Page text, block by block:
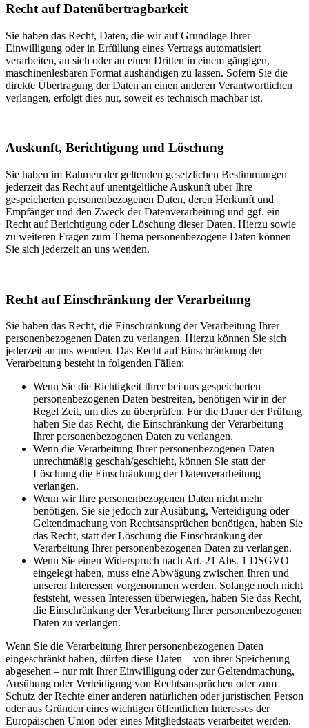
Recht auf Daten­übertrag­barkeit
Sie haben das Recht, Daten, die wir auf Grundlage Ihrer
Einwilligung oder in Erfüllung eines Vertrags automatisiert
verarbeiten, an sich oder an einen Dritten in einem gängigen,
maschinenlesbaren Format aushändigen zu lassen. Sofern Sie die
direkte Übertragung der Daten an einen anderen Verantwortlichen
verlangen, erfolgt dies nur, soweit es technisch machbar ist.
Auskunft, Berichtigung und Löschung
Sie haben im Rahmen der geltenden gesetzlichen Bestimmungen
jederzeit das Recht auf unentgeltliche Auskunft über Ihre
gespeicherten personenbezogenen Daten, deren Herkunft und
Empfänger und den Zweck der Datenverarbeitung und ggf. ein
Recht auf Berichtigung oder Löschung dieser Daten. Hierzu sowie
zu weiteren Fragen zum Thema personenbezogene Daten können
Sie sich jederzeit an uns wenden.
Recht auf Einschränkung der Verarbeitung
Sie haben das Recht, die Einschränkung der Verarbeitung Ihrer
personenbezogenen Daten zu verlangen. Hierzu können Sie sich
jederzeit an uns wenden. Das Recht auf Einschränkung der
Verarbeitung besteht in folgenden Fällen:
Wenn Sie die Richtigkeit Ihrer bei uns gespeicherten
personenbezogenen Daten bestreiten, benötigen wir in der
Regel Zeit, um dies zu überprüfen. Für die Dauer der Prüfung
haben Sie das Recht, die Einschränkung der Verarbeitung
Ihrer personenbezogenen Daten zu verlangen.
Wenn die Verarbeitung Ihrer personenbezogenen Daten
unrechtmäßig geschah/geschieht, können Sie statt der
Löschung die Einschränkung der Datenverarbeitung
verlangen.
Wenn wir Ihre personenbezogenen Daten nicht mehr
benötigen, Sie sie jedoch zur Ausübung, Verteidigung oder
Geltendmachung von Rechtsansprüchen benötigen, haben Sie
das Recht, statt der Löschung die Einschränkung der
Verarbeitung Ihrer personenbezogenen Daten zu verlangen.
Wenn Sie einen Widerspruch nach Art. 21 Abs. 1 DSGVO
eingelegt haben, muss eine Abwägung zwischen Ihren und
unseren Interessen vorgenommen werden. Solange noch nicht
feststeht, wessen Interessen überwiegen, haben Sie das Recht,
die Einschränkung der Verarbeitung Ihrer personenbezogenen
Daten zu verlangen.
Wenn Sie die Verarbeitung Ihrer personenbezogenen Daten
eingeschränkt haben, dürfen diese Daten – von ihrer Speicherung
abgesehen – nur mit Ihrer Einwilligung oder zur Geltendmachung,
Ausübung oder Verteidigung von Rechtsansprüchen oder zum
Schutz der Rechte einer anderen natürlichen oder juristischen Person
oder aus Gründen eines wichtigen öffentlichen Interesses der
Europäischen Union oder eines Mitgliedstaats verarbeitet werden.